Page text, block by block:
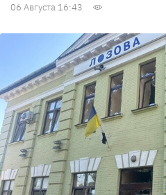
06 Августа 16:43